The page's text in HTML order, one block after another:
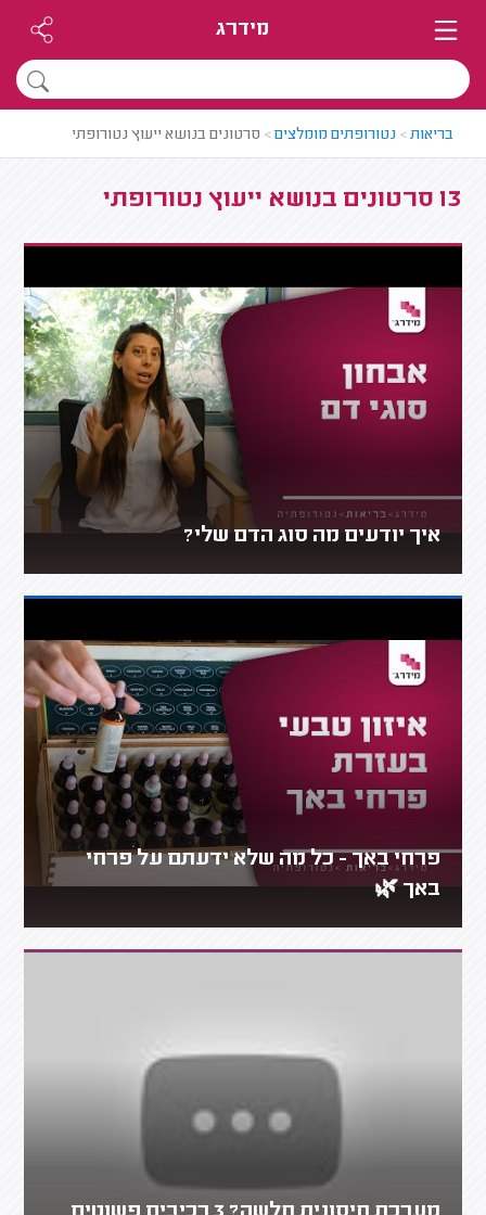
מידרג
בריאות> נטורופתים מומלצים> סרטונים בנושא ייעוץ נטורופתי
13 סרטונים בנושא ייעוץ נטורופתי
איך יודעים מה סוג הדם שלי?
פרחי באך - כל מה שלא ידעתם על פרחי
באך 🌿